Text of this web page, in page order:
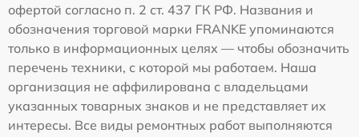
офертой согласно п. 2 ст. 437 ГК РФ. Названия и
обозначения торговой марки FRANKE упоминаются
только в информационных целях — чтобы обозначить
перечень техники, с которой мы работаем. Наша
организация не аффилирована с владельцами
указанных товарных знаков и не представляет их
интересы. Все виды ремонтных работ выполняются